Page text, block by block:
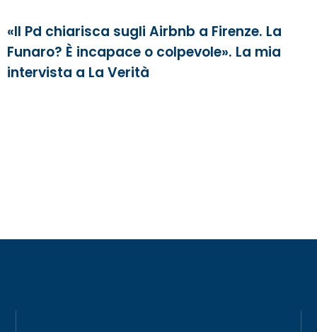
«Il Pd chiarisca sugli Airbnb a Firenze. La
Funaro? È incapace o colpevole». La mia
intervista a La Verità